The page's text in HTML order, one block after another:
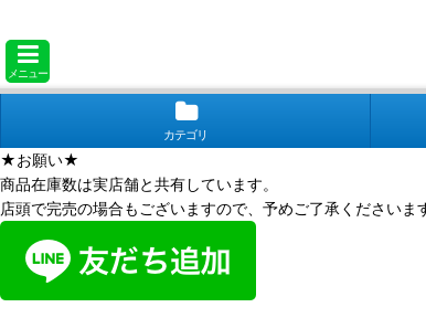
メニュー
カテゴリ
★お願い★
商品在庫数は実店舗と共有しています。
店頭で完売の場合もございますので、予めご了承くださいま